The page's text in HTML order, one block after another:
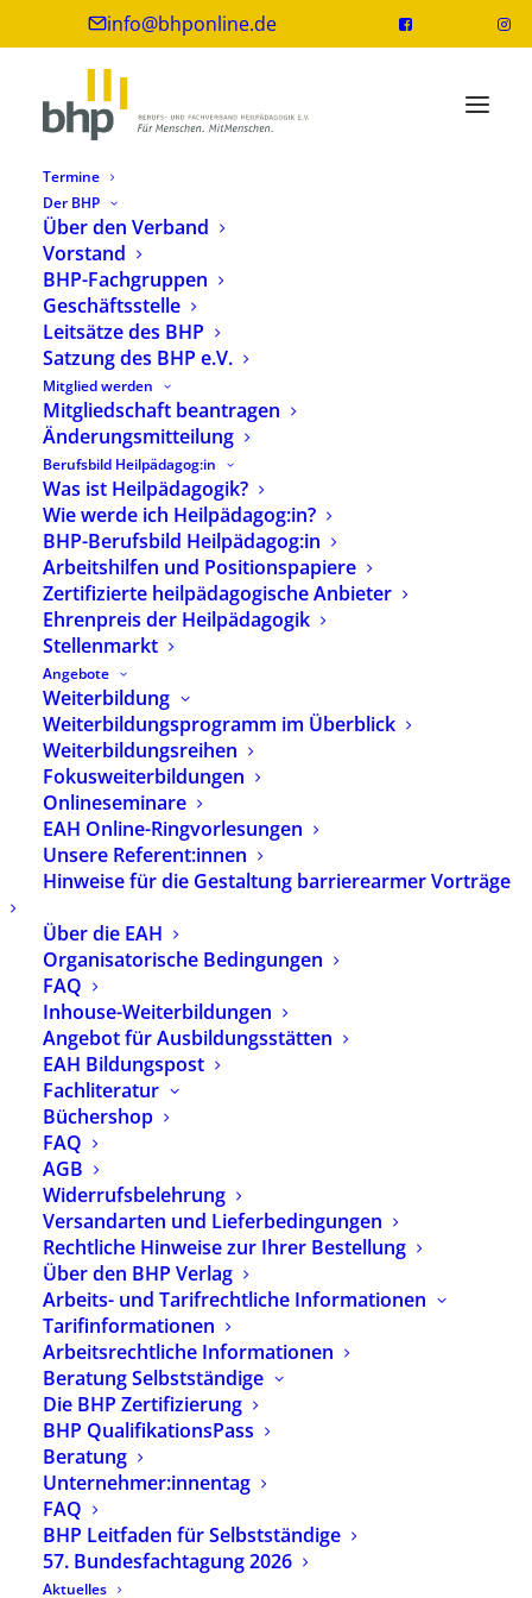
info@bhponline.de
Termine
Der BHP
Über den Verband
Vorstand
BHP-Fachgruppen
Geschäftsstelle
Leitsätze des BHP
Satzung des BHP e.V.
Mitglied werden
Mitgliedschaft beantragen
Änderungsmitteilung
Berufsbild Heilpädagog:in
Was ist Heilpädagogik?
Wie werde ich Heilpädagog:in?
BHP-Berufsbild Heilpädagog:in
Arbeitshilfen und Positionspapiere
Zertifizierte heilpädagogische Anbieter
Ehrenpreis der Heilpädagogik
Stellenmarkt
Angebote
Weiterbildung
Weiterbildungsprogramm im Überblick
Weiterbildungsreihen
Fokusweiterbildungen
Onlineseminare
EAH Online-Ringvorlesungen
Unsere Referent:innen
Hinweise für die Gestaltung barrierearmer Vorträge
Über die EAH
Organisatorische Bedingungen
FAQ
Inhouse-Weiterbildungen
Angebot für Ausbildungsstätten
EAH Bildungspost
Fachliteratur
Büchershop
FAQ
AGB
Widerrufsbelehrung
Versandarten und Lieferbedingungen
Rechtliche Hinweise zur Ihrer Bestellung
Über den BHP Verlag
Arbeits- und Tarifrechtliche Informationen
Tarifinformationen
Arbeitsrechtliche Informationen
Beratung Selbstständige
Die BHP Zertifizierung
BHP QualifikationsPass
Beratung
Unternehmer:innentag
FAQ
BHP Leitfaden für Selbstständige
57. Bundesfachtagung 2026
Aktuelles
Sabine Remmele
Erzieherin, Staatlich anerkannte Heilpädagogin,
Heilpädagogin B.A.
ZURÜCK
Immer auf dem Laufenden sein?
Abonnieren Sie unseren Newsletter.
Kontakt
Geschäftsstelle
Herzbergstrasse 82–84
10365 Berlin
Telefon: 030 – 40 60 50 60
Fax: 030 – 40 60 50 69
eMail:
Telefonzeiten
Montag | Mittwoch
9–13 & 14–16 Uhr
Dienstag | Donnerstag
9–13 & 14–17:30 Uhr
Shop
Widerrufsbelehrung
Zahlungsarten
AGB
Rechtliche Hinweise zur Ihrer Bestellung
Vertrag widerrufen
Kontakt | Impressum
BHP-Geschäftsstelle
Impressum
Datenschutzerklärung